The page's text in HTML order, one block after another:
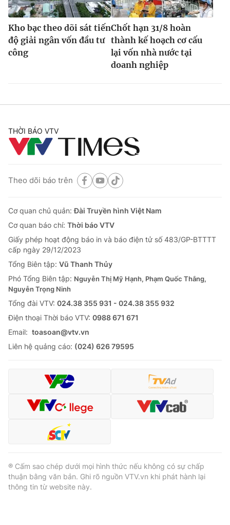
Kho bạc theo dõi sát tiến
độ giải ngân vốn đầu tư
công
Chốt hạn 31/8 hoàn
thành kế hoạch cơ cấu
lại vốn nhà nước tại
doanh nghiệp
THỜI BÁO VTV
Theo dõi báo trên
Cơ quan chủ quản:Đài Truyền hình Việt Nam
Cơ quan báo chí: Thời báo VTV
Giấy phép hoạt động báo in và báo điện tử số 483/GP-BTTTT
cấp ngày 29/12/2023
Tổng Biên tập: Vũ Thanh Thủy
Phó Tổng Biên tập: Nguyễn Thị Mỹ Hạnh, Phạm Quốc Thắng,
Nguyễn Trọng Ninh
Tổng đài VTV: 024.38 355 931 - 024.38 355 932
Ðiện thoại Thời báo VTV: 0988 671 671
Email: toasoan@vtv.vn
Liên hệ quảng cáo: (024) 626 79595
® Cấm sao chép dưới mọi hình thức nếu không có sự chấp
thuận bằng văn bản. Ghi rõ nguồn VTV.vn khi phát hành lại
thông tin từ website này.